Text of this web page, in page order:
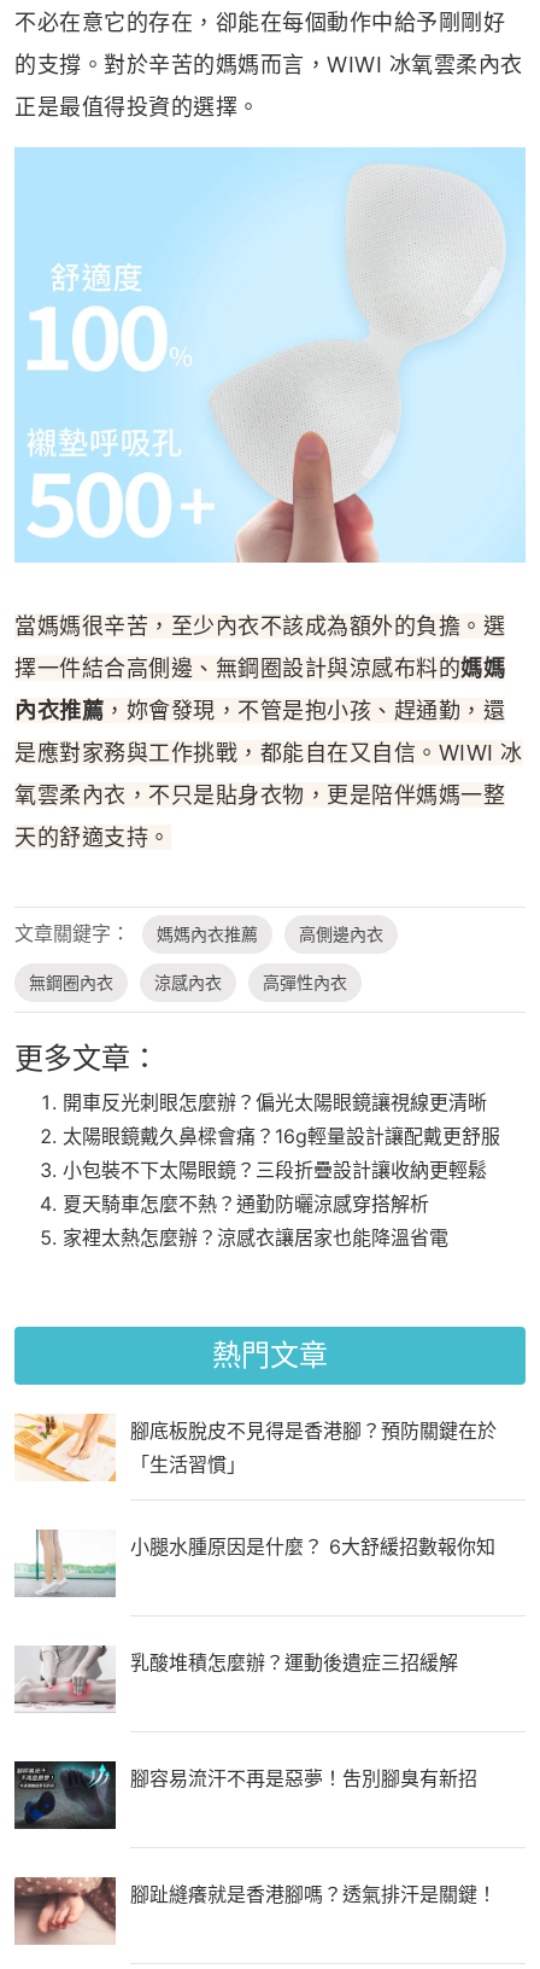
不必在意它的存在，卻能在每個動作中給予剛剛好
的支撐。對於辛苦的媽媽而言，WIWI 冰氧雲柔內衣
正是最值得投資的選擇。
當媽媽很辛苦，至少內衣不該成為額外的負擔。選
擇一件結合高側邊、無鋼圈設計與涼感布料的媽媽
內衣推薦 ，妳會發現，不管是抱小孩、趕通勤，還
是應對家務與工作挑戰，都能自在又自信。WIWI 冰
氧雲柔內衣，不只是貼身衣物，更是陪伴媽媽一整
天的舒適支持。
文章關鍵字： 媽媽內衣推薦 高側邊內衣
無鋼圈內衣 涼感內衣 高彈性內衣
更多文章：
開車反光刺眼怎麼辦？偏光太陽眼鏡讓視線更清晰
太陽眼鏡戴久鼻樑會痛？16g輕量設計讓配戴更舒服
小包裝不下太陽眼鏡？三段折疊設計讓收納更輕鬆
夏天騎車怎麼不熱？通勤防曬涼感穿搭解析
家裡太熱怎麼辦？涼感衣讓居家也能降溫省電
熱門文章
腳底板脫皮不見得是香港腳？預防關鍵在於
「生活習慣」
小腿水腫原因是什麼？ 6大舒緩招數報你知
乳酸堆積怎麼辦？運動後遺症三招緩解
腳容易流汗不再是惡夢！吿別腳臭有新招
腳趾縫癢就是香港腳嗎？透氣排汗是關鍵！